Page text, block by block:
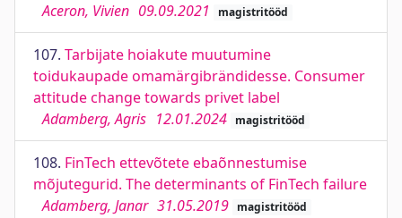
Aceron, Vivien 09.09.2021 magistritööd
107. Tarbijate hoiakute muutumine
toidukaupade omamärgibrändidesse. Consumer
attitude change towards privet label
Adamberg, Agris 12.01.2024 magistritööd
108. FinTech ettevõtete ebaõnnestumise
mõjutegurid. The determinants of FinTech failure
Adamberg, Janar 31.05.2019 magistritööd